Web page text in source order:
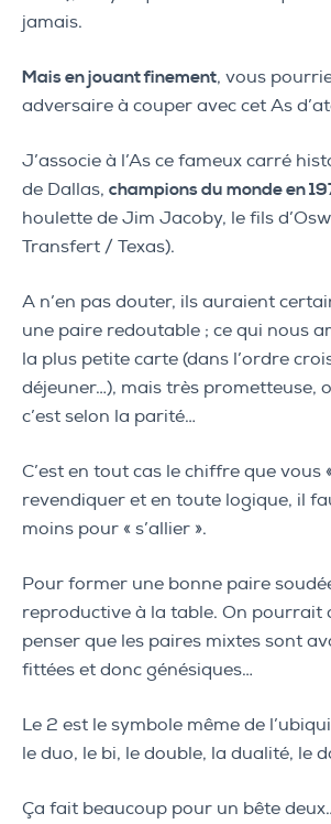
jamais.
Mais en jouant finement, vous
adversaire à couper avec cet As
J’associe à l’As ce fameux carré
de Dallas, champions du monde en
houlette de Jim Jacoby, le fils
Transfert / Texas).
A n’en pas douter, ils auraient
une paire redoutable ; ce qui nous
la plus petite carte (dans l’ordre
déjeuner…), mais très prometteuse,
c’est selon la parité…
C’est en tout cas le chiffre que vous
revendiquer et en toute logique, il
moins pour « s’allier ».
Pour former une bonne paire
reproductive à la table. On pourrait
penser que les paires mixtes sont
fittées et donc génésiques…
Le 2 est le symbole même de
le duo, le bi, le double, la dualité, le
Ça fait beaucoup pour un bête